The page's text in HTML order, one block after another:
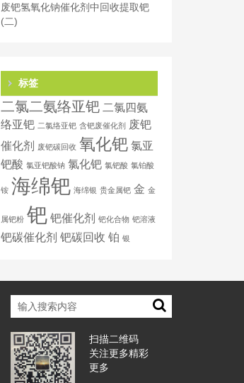
废钯氢氧化钠催化剂中回收提取钯
(二)
标签
二氯二氨络亚钯 二氯四氨
络亚钯 二氯络亚钯 含钯废催化剂
废钯
催化剂 废钯碳回收 氧化钯 氯亚
钯酸 氯亚钯酸钠 氯化钯 氯钯酸 氯铂酸
铵 海绵钯 海绵银 贵金属钯 金 金
属钯粉 钯 钯催化剂 钯化合物 钯溶液
钯碳催化剂 钯碳回收 铂 银
扫描二维码
关注更多精彩
更多